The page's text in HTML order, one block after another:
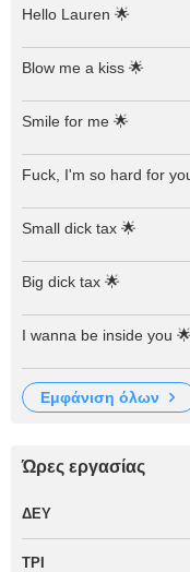
Hello Lauren 🌟
Blow me a kiss 🌟
Smile for me 🌟
Fuck, I'm so hard for
Small dick tax 🌟
Big dick tax 🌟
I wanna be inside you 🌟
εμφάνιση όλων
Ώρες εργασίας
ΔΕΥ
ΤΡΙ